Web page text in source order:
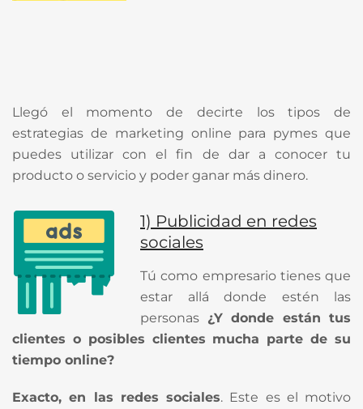
Llegó el momento de decirte los tipos de
estrategias de marketing online para pymes que
puedes utilizar con el fin de dar a conocer tu
producto o servicio y poder ganar más dinero.
1) Publicidad en redes
sociales
Tú como empresario tienes que
estar allá donde estén las
personas ¿Y donde están tus
clientes o posibles clientes mucha parte de su
tiempo online?
Exacto, en las redes sociales. Este es el motivo